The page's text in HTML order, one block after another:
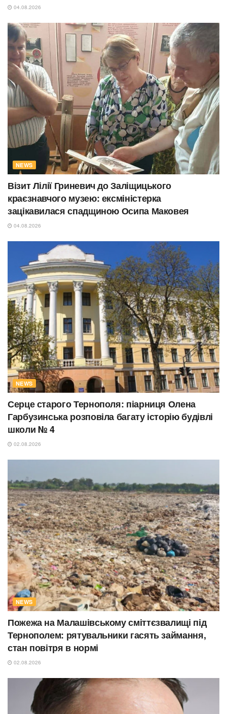
04.08.2026
NEWS
Візит Лілії Гриневич до Заліщицького
краєзнавчого музею: ексміністерка
зацікавилася спадщиною Осипа Маковея
04.08.2026
NEWS
Серце старого Тернополя: піарниця Олена
Гарбузинська розповіла багату історію будівлі
школи № 4
02.08.2026
NEWS
Пожежа на Малашівському сміттєзвалищі під
Тернополем: рятувальники гасять займання,
стан повітря в нормі
02.08.2026